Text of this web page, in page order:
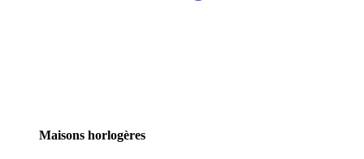
Maisons horlogères